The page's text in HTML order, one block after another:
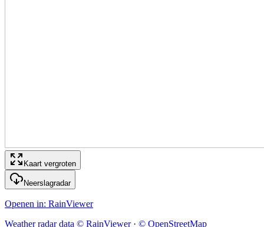
Kaart vergroten
Neerslagradar
Openen in: RainViewer
Weather radar data © RainViewer· © OpenStreetMap